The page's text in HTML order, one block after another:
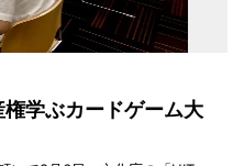
学ぶカードゲーム大